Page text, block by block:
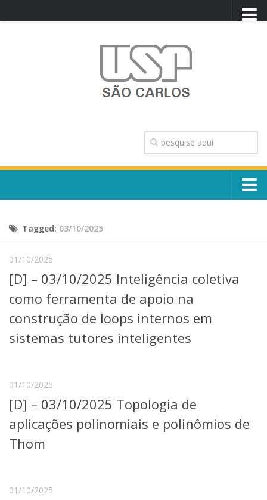
TRANSPARÊNCIA
OUVIDORIA
CONTATO
Escola, Institutos e Órgãos
Núcleos e Comissões
Telefones e Mapas
Pessoas
Graduação
Pós-Graduação
Pesquisa e Inovação
Linhas de Pesquisa
Centros, Núcleos e Projetos em Rede
Pós-doutorado
Transferência de Tecnologia
Tagged: 03/10/2025
01/10/2025
[D] – 03/10/2025 Inteligência coletiva
como ferramenta de apoio na
construção de loops internos em
sistemas tutores inteligentes
01/10/2025
[D] – 03/10/2025 Topologia de
aplicações polinomiais e polinômios de
Thom
01/10/2025